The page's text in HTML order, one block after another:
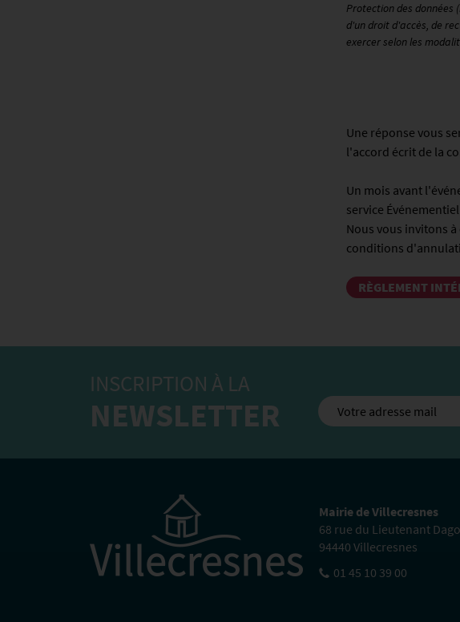
Protection des données
d'un droit d'accès, de
exercer selon les
Une réponse vous
l'accord écrit de la
Un mois avant
service
Nous vous invitons
conditions
RÈGLEMENT
INSCRIPTION À LA
NEWSLETTER
Mairie de Villecresnes
68 rue du Lieutenant
94440 Villecresnes
01 45 10 39 00